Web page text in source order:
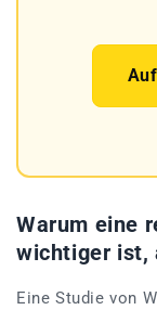
Warum eine
wichtiger ist,
Eine Studie von